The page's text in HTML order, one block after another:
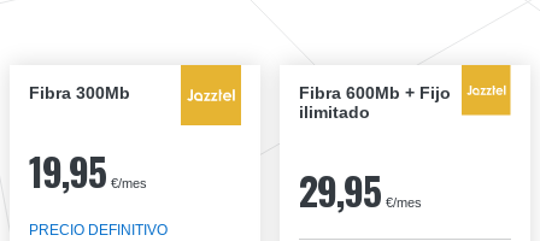
Fibra 300Mb
19,95 €/mes
PRECIO DEFINITIVO
Fibra 600Mb + Fijo
ilimitado
29,95 €/mes